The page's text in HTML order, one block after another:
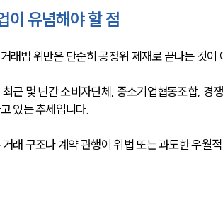
이 유념해야 할 점
래법 위반은 단순히 공정위 제재로 끝나는 것
최근 몇 년간 소비자단체, 중소기업협동조합, 경
있는 추세입니다.
거래 구조나 계약 관행이 위법 또는 과도한 우월